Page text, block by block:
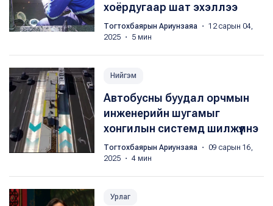
хоёрдугаар шат эхэллээ
Тогтохбаярын Ариунзаяа ・ 12 сарын 04,
2025 ・ 5 мин
Нийгэм
Автобусны буудал орчмын
инженерийн шугамыг
хонгилын системд шилжүүлнэ
Тогтохбаярын Ариунзаяа ・ 09 сарын 16,
2025 ・ 4 мин
Урлаг